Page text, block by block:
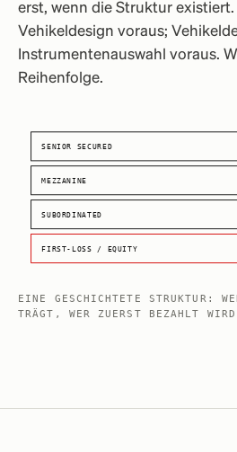
erst, wenn die Struktur
Vehikeldesign voraus;
Instrumentenauswahl voraus.
Reihenfolge.
SENIOR SECURED
MEZZANINE
SUBORDINATED
FIRST-LOSS / EQUITY
EINE GESCHICHTETE STRUKTUR:
TRÄGT, WER ZUERST BEZAHLT